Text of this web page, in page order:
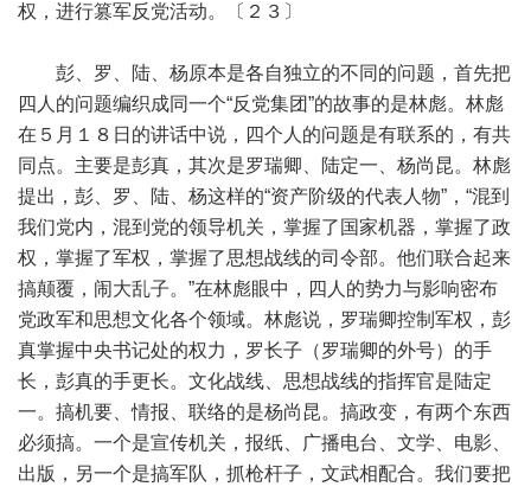
权，进行篡军反党活动。〔２３〕
彭、罗、陆、杨原本是各自独立的不同的问题，首先把
四人的问题编织成同一个“反党集团”的故事的是林彪。林彪
在５月１８日的讲话中说，四个人的问题是有联系的，有共
同点。主要是彭真，其次是罗瑞卿、陆定一、杨尚昆。林彪
提出，彭、罗、陆、杨这样的“资产阶级的代表人物”，“混到
我们党内，混到党的领导机关，掌握了国家机器，掌握了政
权，掌握了军权，掌握了思想战线的司令部。他们联合起来
搞颠覆，闹大乱子。”在林彪眼中，四人的势力与影响密布
党政军和思想文化各个领域。林彪说，罗瑞卿控制军权，彭
真掌握中央书记处的权力，罗长子（罗瑞卿的外号）的手
长，彭真的手更长。文化战线、思想战线的指挥官是陆定
一。搞机要、情报、联络的是杨尚昆。搞政变，有两个东西
必须搞。一个是宣传机关，报纸、广播电台、文学、电影、
出版，另一个是搞军队，抓枪杆子，文武相配合。我们要把